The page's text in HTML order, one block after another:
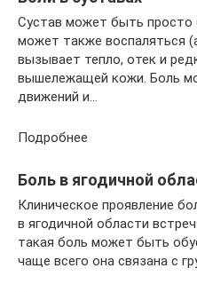
Сустав может быть просто
может также воспаляться
вызывает тепло, отек и
вышележащей кожи. Боль
движений и…
Подробнее
Боль в ягодичной
Клиническое проявление
в ягодичной области
такая боль может быть
чаще всего она связана с